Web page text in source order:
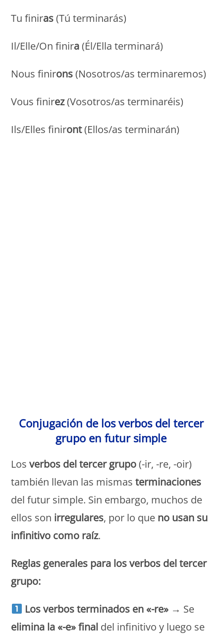
Tu finiras(Tú terminarás)
Il/Elle/On finira(Él/Ella terminará)
Nous finirons(Nosotros/as terminaremos)
Vous finirez(Vosotros/as terminaréis)
Ils/Elles finiront(Ellos/as terminarán)
Conjugación de los verbos del tercer
grupo en futur simple
Losverbos del tercer grupo(-ir, -re, -oir)
también llevan las mismasterminaciones
del futur simple. Sin embargo, muchos de
ellos son irregulares, por lo que no usan su
infinitivo como raíz.
Reglas generales para los verbos del tercer
grupo:
Los verbos terminados en «-re» → Se
elimina la «-e» final del infinitivo y luego se